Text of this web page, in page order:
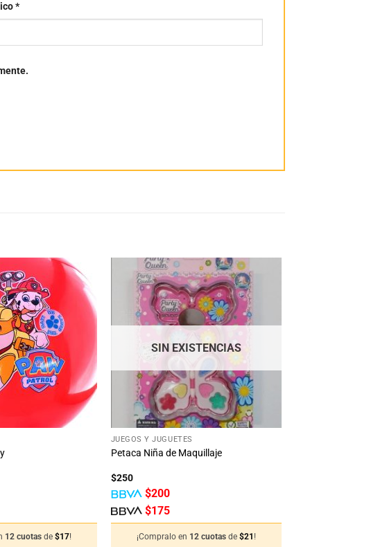
*
Añadir
deseos
12 cuotas de $17!
Añadir
lista
de
SIN EXISTENCIAS
JUEGOS Y JUGUETES
Petaca Niña de Maquillaje
$250
$200
$175
¡Compralo en 12 cuotas de $21 !